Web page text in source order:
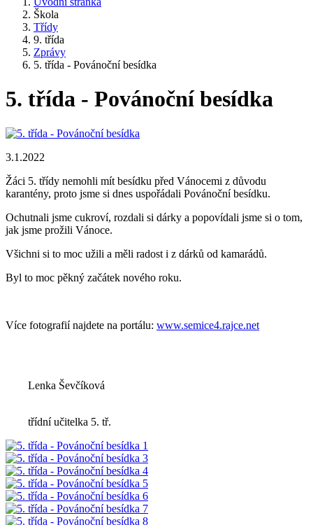
Škola
Třídy
9. třída
Zprávy
5. třída - Povánoční besídka
5. třída - Povánoční besídka
3.1.2022
Žáci 5. třídy nemohli mít besídku před Vánocemi z důvodu
karantény, proto jsme si dnes uspořádali Povánoční besídku.
Ochutnali jsme cukroví, rozdali si dárky a popovídali jsme si o tom,
jak jsme prožili Vánoce.
Všichni si to moc užili a měli radost i z dárků od kamarádů.
Byl to moc pěkný začátek nového roku.
Více fotografií najdete na portálu: www.semice4.rajce.net
Lenka Ševčíková
třídní učitelka 5. tř.